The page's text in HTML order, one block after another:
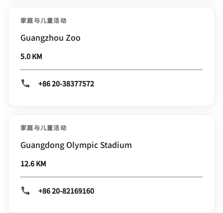
家庭与儿童活动
Guangzhou Zoo
5.0 KM
+86 20-38377572
家庭与儿童活动
Guangdong Olympic Stadium
12.6 KM
+86 20-82169160